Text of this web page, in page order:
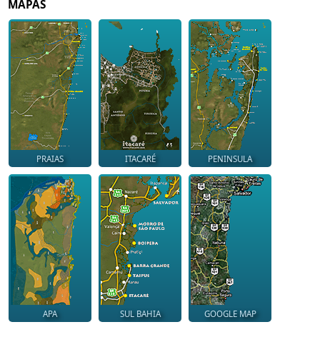
MAPAS
PRAIAS ITACARÉ PENINSULA
APA SUL BAHIA GOOGLE MAP